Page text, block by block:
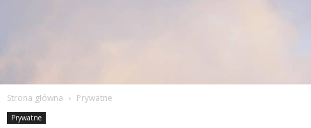
Strona główna Prywatne
Prywatne